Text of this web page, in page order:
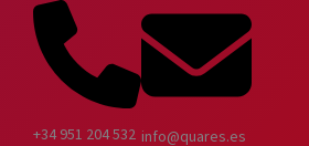
contenido
+34 951 204 532 info@quares.es